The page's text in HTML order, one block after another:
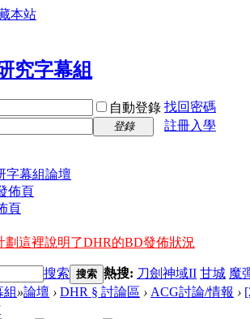
本站
自動登錄 找回密碼
登錄
註冊入學
字幕組論壇
佈頁
頁
劃這裡說明了DHR的BD發佈狀況
搜索 搜索 熱搜: 刀劍神域II 甘城 魔
組»論壇 › DHR § 討論區 › ACG討論/情報 ›